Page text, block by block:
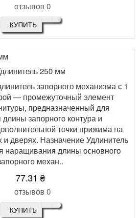
отзывов 0
КУПИТЬ
250 мм
запорного механизма с 1
— промежуточный элемент
предназначенный для
запорного контура и
точки прижима на
и дверях. Назначение Удлинитель
наращивания длины основного
механ..
77.31 ₴
отзывов 0
КУПИТЬ